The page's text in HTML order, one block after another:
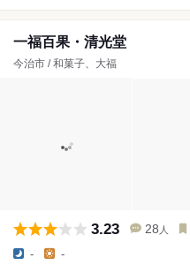
一福百果・清光堂
今治市 / 和菓子、大福
3.23 28 人
- -